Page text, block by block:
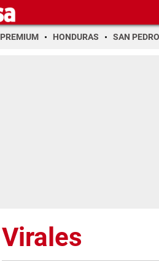
PREMIUM HONDURAS SAN PEDRO
Virales